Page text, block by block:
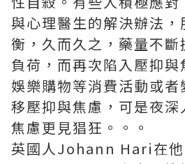
與心理醫生的解決辦法，
衡，久而久之，藥量不
負荷，而再次陷入壓抑
娛樂購物等消費活動或
移壓抑與焦慮，可是夜
焦慮更見猖狂。。。
英國人Johann Hari在